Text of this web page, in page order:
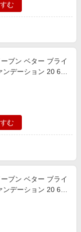
む
ブン ベター ブライ
ンデーション 20 66
む
ブン ベター ブライ
ンデーション 20 65